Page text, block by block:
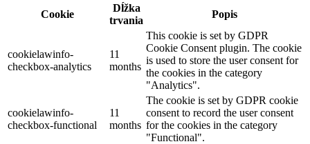
Cookie
Dĺžka
trvania
Popis
cookielawinfo-
checkbox-analytics
11
months
This cookie is set by GDPR
Cookie Consent plugin. The cookie
is used to store the user consent for
the cookies in the category
"Analytics".
cookielawinfo-
checkbox-functional
11
months
The cookie is set by GDPR cookie
consent to record the user consent
for the cookies in the category
"Functional".